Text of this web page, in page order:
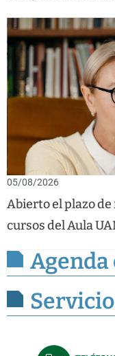
05/08/2026
Abierto el plazo
cursos del Aula